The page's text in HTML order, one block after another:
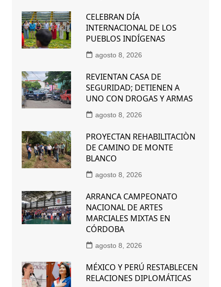
CELEBRAN DÍA
INTERNACIONAL DE LOS
PUEBLOS INDÍGENAS
agosto 8, 2026
REVIENTAN CASA DE
SEGURIDAD; DETIENEN A
UNO CON DROGAS Y ARMAS
agosto 8, 2026
PROYECTAN REHABILITACIÒN
DE CAMINO DE MONTE
BLANCO
agosto 8, 2026
ARRANCA CAMPEONATO
NACIONAL DE ARTES
MARCIALES MIXTAS EN
CÓRDOBA
agosto 8, 2026
MÉXICO Y PERÚ RESTABLECEN
RELACIONES DIPLOMÁTICAS